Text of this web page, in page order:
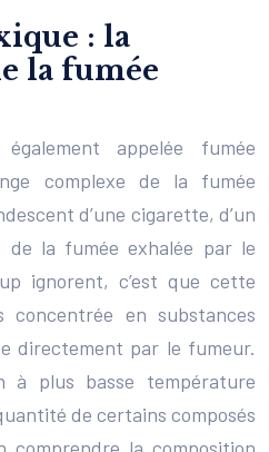
: la
la fumée
appelée fumée
complexe de la fumée
d’une cigarette, d’un
de la fumée exhalée par le
ignorent, c’est que cette
en substances
directement par le fumeur.
à plus basse température
de certains composés